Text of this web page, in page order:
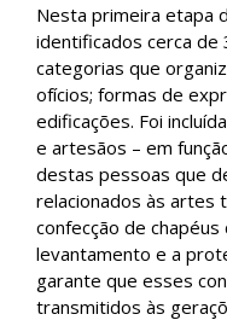
Nesta primeira etapa
identificados cerca de
categorias que
ofícios; formas de
edificações. Foi
e artesãos – em
destas pessoas que
relacionados às artes
confecção de
levantamento e a
garante que esses
transmitidos às